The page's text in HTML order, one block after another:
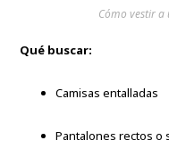
Cómo vestir
Qué buscar:
Camisas entalladas
Pantalones rectos o